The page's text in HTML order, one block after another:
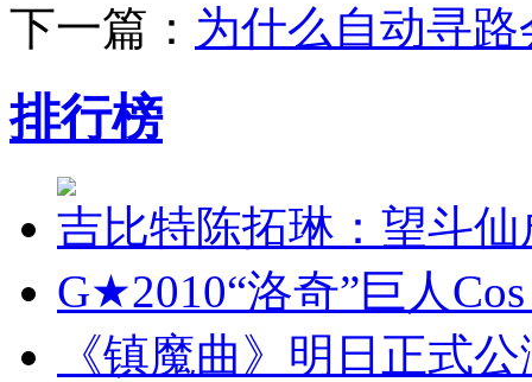
下一篇： 为什么自动寻
排行榜
吉比特陈拓琳：望斗
G★2010“洛奇”巨人
《镇魔曲》明日正式